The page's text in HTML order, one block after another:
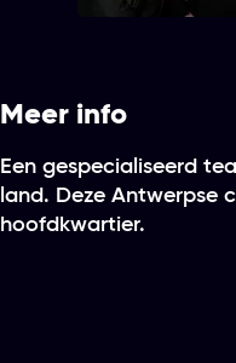
Meer info
Een gespecialiseerd
land. Deze Antwerpse
hoofdkwartier.